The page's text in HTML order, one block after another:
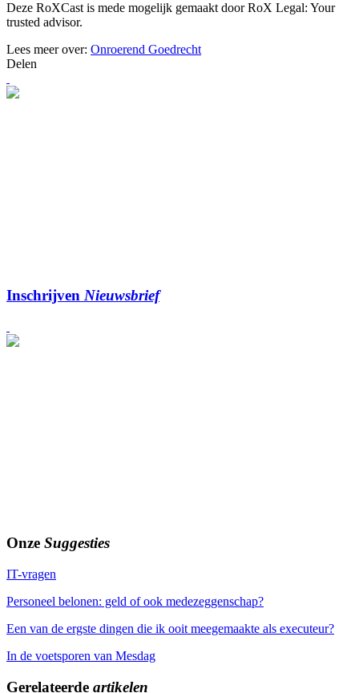
Deze RoXCast is mede mogelijk gemaakt door RoX Legal: Your
trusted advisor.
Lees meer over: Onroerend Goedrecht
Delen
Inschrijven Nieuwsbrief
Onze Suggesties
IT-vragen
Personeel belonen: geld of ook medezeggenschap?
Een van de ergste dingen die ik ooit meegemaakte als executeur?
In de voetsporen van Mesdag
Gerelateerde artikelen